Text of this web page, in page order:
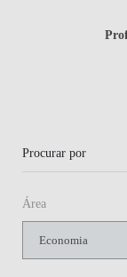
Procurar por
Área